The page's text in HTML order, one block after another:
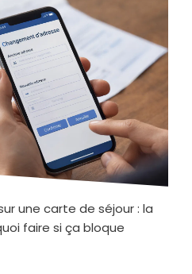
une carte de séjour : la
faire si ça bloque